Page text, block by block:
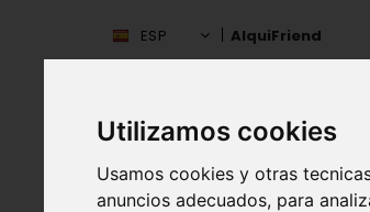
Utilizamos cookies
Usamos cookies y otras
anuncios adecuados, para
ESP AlquiFriend